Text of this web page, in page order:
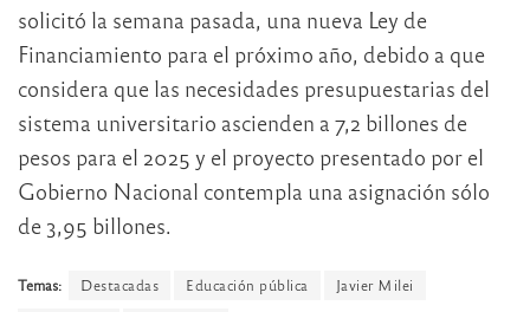
solicitó la semana pasada, una nueva Ley de
Financiamiento para el próximo año, debido a que
considera que las necesidades presupuestarias del
sistema universitario ascienden a 7,2 billones de
pesos para el 2025 y el proyecto presentado por el
Gobierno Nacional contempla una asignación sólo
de 3,95 billones.
Temas: Destacadas Educación pública
Javier Milei